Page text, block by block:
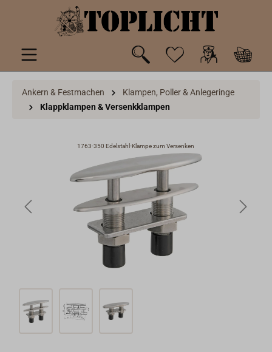
springen
Ankern & Festmachen
Klampen, Poller & Anlegeringe
Klappklampen & Versenkklampen
1763-350 Edelstahl-Klampe zum Versenken